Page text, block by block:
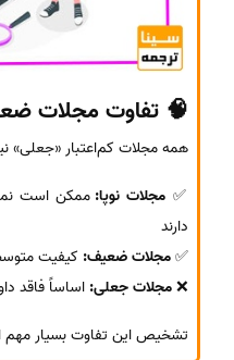
🧠 تفاوت مجلات
همه مجلات کم‌اعتبار «جعلی»
✅ مجلات نوپا: ممکن است
دارند
✅مجلات ضعیف: کیفیت
❌مجلات جعلی: اساساً فاقد
تشخیص این تفاوت بسیار